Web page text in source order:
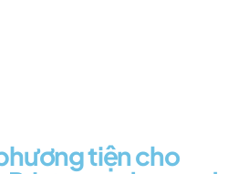
tiện cho